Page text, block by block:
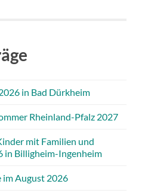
in Bad Dürkheim
Rheinland-Pfalz 2027
mit Familien und
in Billigheim-Ingenheim
im August 2026